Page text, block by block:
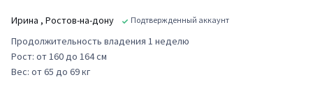
Ирина , Ростов-на-дону Подтвержденный аккаунт
Продолжительность владения 1 неделю
Рост: от 160 до 164 см
Вес: от 65 до 69 кг